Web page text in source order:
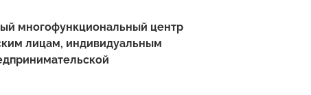
многофункциональный центр
лицам, индивидуальным